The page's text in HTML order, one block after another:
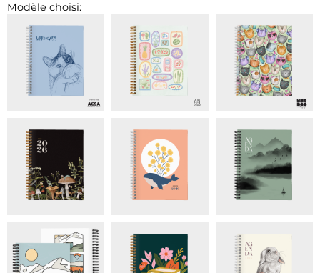
Élastique :Un élastique (noir ou blanc, selon la couverture
arrière.
Marque-page aimanté :Un signet aimanté et réutilisable
sera ajouté à votre commande. Il sera sélectionné parmi
blanc, noir ou turquoise, en fonction de votre modèle de
couverture. Si vous avez une préférence, vous pouvez
l’indiquer à la case commentaire à la page d’informations
d’expédition.
Marque-page tressé : Un signet cousu à la reliure sera
ajouté. Les couleurs et accessoires du signet seront
Personnalisation couverture :Pour 3$, il est possible
d'ajouter une phrase, une citation, votre nom et d'autres
informations. Personnalisation d'entreprise: le logo de
votre entreprise sera ajouté et les couleurs pourraient être
adaptées à votre image. Si vous choisissez cette option, je
vous contacterai suite à votre achat. Pour une couverture
entièrement personnalisée, contactez-moi à
agenda@chloedionne.com pour une soumission.
Modèle choisi: